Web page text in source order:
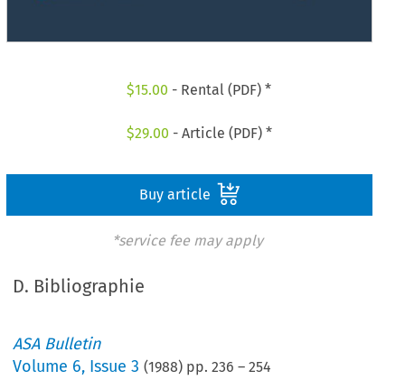
$15.00 - Rental (PDF) *
$29.00 - Article (PDF) *
Buy article
*service fee may apply
D. Bibliographie
ASA Bulletin
Volume 6, Issue 3 (1988) pp.236 –254